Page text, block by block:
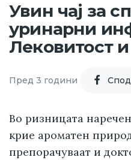
Увин чај за
уринарни
Лековитост
Пред 3 години
Во ризницата
крие ароматен
препорачуваат и